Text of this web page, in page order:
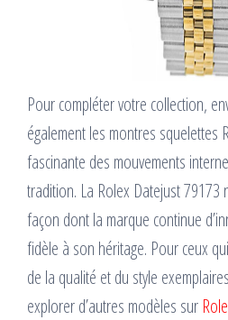
Pour compléter votre collection,
également les montres squelettes
fascinante des mouvements
tradition. La Rolex Datejust 79173
façon dont la marque continue
fidèle à son héritage. Pour ceux
de la qualité et du style
explorer d’autres modèles sur